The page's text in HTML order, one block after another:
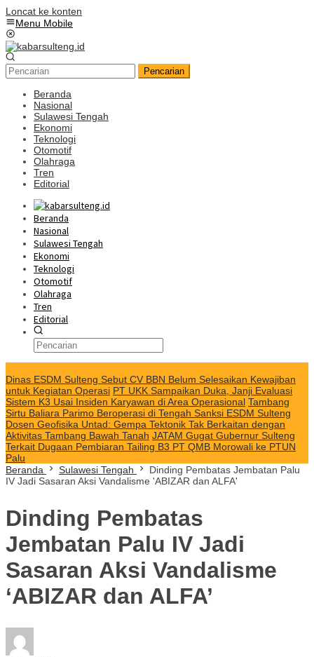
Loncat ke konten
Menu Mobile
Pencarian
Beranda
Nasional
Sulawesi Tengah
Ekonomi
Teknologi
Otomotif
Olahraga
Tren
Editorial
Beranda
Nasional
Sulawesi Tengah
Ekonomi
Teknologi
Otomotif
Olahraga
Tren
Editorial
Dinas ESDM Sulteng Sebut CV BBN Belum Selesaikan Kewajiban
untuk Kegiatan Operasi PT UKK Sampaikan Duka, Janji Evaluasi
Sistem K3 Usai Insiden Karyawan di Area Operasional Tambang
Sirtu Baliara Parimo Beroperasi di Tengah Sanksi ESDM Sulteng
Dosen Geofisika Untad: Gempa Tektonik Tak Berkaitan dengan
Aktivitas Tambang Bawah Tanah JATAM Gugat Gubernur Sulteng
Terkait Dugaan Pembiaran Tailing B3 PT QMB Morowali ke PTUN
Palu
Beranda
Sulawesi Tengah
Dinding Pembatas Jembatan Palu
IV Jadi Sasaran Aksi Vandalisme 'ABIZAR dan ALFA'
Dinding Pembatas
Jembatan Palu IV Jadi
Sasaran Aksi Vandalisme
‘ABIZAR dan ALFA’